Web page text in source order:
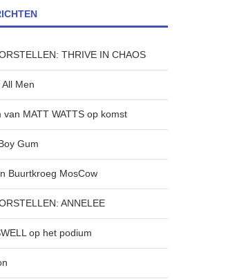
THRIVE IN CHAOS
Men
van MATT WATTS op komst
Gum
Buurtkroeg MosCow
ANNELEE
op het podium